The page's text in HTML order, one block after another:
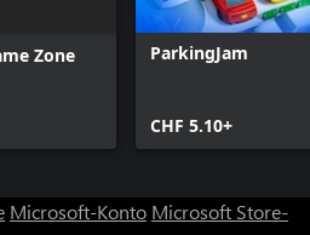
Zone ParkingJam
CHF 5.10+
Microsoft-Konto Microsoft Store-